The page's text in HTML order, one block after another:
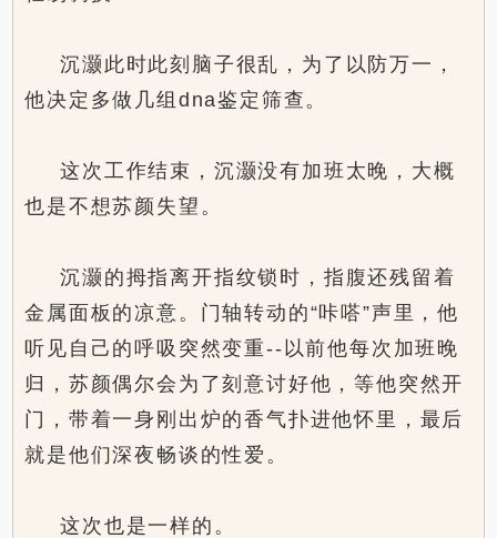
沉灏此时此刻脑子很乱，为了以防万一，
他决定多做几组dna鉴定筛查。
这次工作结束，沉灏没有加班太晚，大概
也是不想苏颜失望。
沉灏的拇指离开指纹锁时，指腹还残留着
金属面板的凉意。门轴转动的“咔嗒”声里，他
听见自己的呼吸突然变重--以前他每次加班晚
归，苏颜偶尔会为了刻意讨好他，等他突然开
门，带着一身刚出炉的香气扑进他怀里，最后
就是他们深夜畅谈的性爱。
这次也是一样的。